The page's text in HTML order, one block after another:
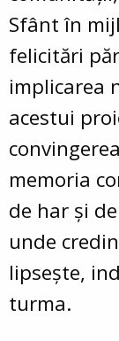
Sfânt în
felicitări
implicarea
acestui
memoria
de har și
unde
lipsește,
turma.